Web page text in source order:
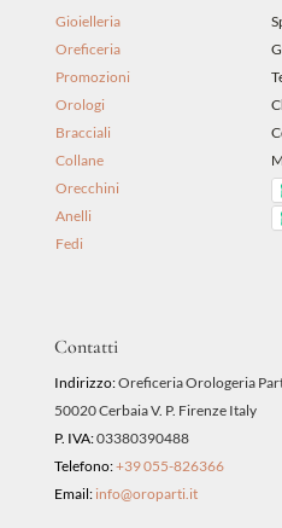
Gioielleria
Oreficeria
Promozioni
Orologi
Bracciali
Collane
Orecchini
Anelli
Fedi
Contatti
Indirizzo:Oreficeria Orologeria
50020 Cerbaia V. P. Firenze Italy
P. IVA:03380390488
Telefono:+39 055-826366
Email: info@oroparti.it